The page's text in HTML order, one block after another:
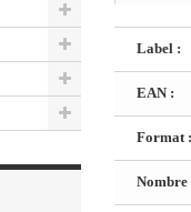
Label :
EAN :
Format :
Nombre